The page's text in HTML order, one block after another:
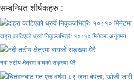
सम्बन्धित शीर्षकहरु :
दाह्रा काटिएको ध्रुर्वे निकुञ्जभित्रैः १०÷१० मिनेटमा अनुगमन
नदी तटीय क्षेत्रमा बाघको सङ्ख्या धेरै